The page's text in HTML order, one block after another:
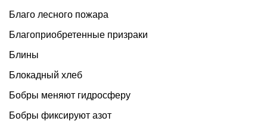
Благо лесного пожара
Благоприобретенные призраки
Блины
Блокадный хлеб
Бобры меняют гидросферу
Бобры фиксируют азот